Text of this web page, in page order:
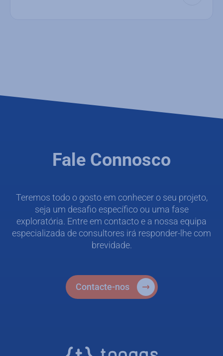
Fale Connosco
Teremos todo o gosto em conhecer o seu projeto,
seja um desafio específico ou uma fase
exploratória. Entre em contacto e a nossa equipa
especializada de consultores irá responder-lhe com
brevidade.
Contacte-nos